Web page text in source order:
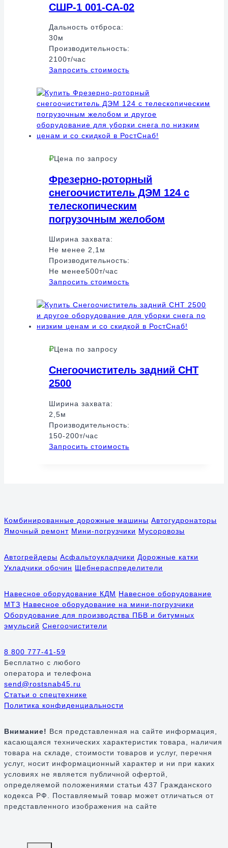
СШР-1 001-СА-02
Дальность отброса:
30м
Производительность:
2100т/час
Запросить стоимость
Цена по запросу
Фрезерно-роторный
снегоочиститель ДЭМ 124 с
телескопическим
погрузочным желобом
Ширина захвата:
Не менее 2,1м
Производительность:
Не менее500т/час
Запросить стоимость
Цена по запросу
Снегоочиститель задний СНТ
2500
Ширина захвата:
2,5м
Производительность:
150-200т/час
Запросить стоимость
Комбинированные дорожные машины Автогудронаторы
Ямочный ремонт Мини-погрузчики Мусоровозы
Автогрейдеры Асфальтоукладчики Дорожные катки
Укладчики обочин Щебнераспределители
Навесное оборудование КДМ Навесное оборудование
МТЗ Навесное оборудование на мини-погрузчики
Оборудование для производства ПБВ и битумных
эмульсий Снегоочистители
8 800 777-41-59
Бесплатно с любого
оператора и телефона
send@rostsnab45.ru
Статьи о спецтехнике
Политика конфиденциальности
Внимание! Вся представленная на сайте информация,
касающаяся технических характеристик товара, наличия
товара на складе, стоимости товаров и услуг, перечня
услуг, носит информационный характер и ни при каких
условиях не является публичной офертой,
определяемой положениями статьи 437 Гражданского
кодекса РФ. Поставляемый товар может отличаться от
представленного изображения на сайте